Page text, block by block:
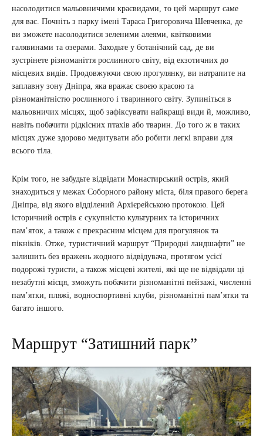
насолодитися мальовничими краєвидами, то цей маршрут саме
для вас. Почніть з парку імені Тараса Григоровича Шевченка, де
ви зможете насолодитися зеленими алеями, квітковими
галявинами та озерами. Заходьте у ботанічний сад, де ви
зустрінете різноманіття рослинного світу, від екзотичних до
місцевих видів. Продовжуючи свою прогулянку, ви натрапите на
заплавну зону Дніпра, яка вражає своєю красою та
різноманітністю рослинного і тваринного світу. Зупиніться в
мальовничих місцях, щоб зафіксувати найкращі види й, можливо,
навіть побачити рідкісних птахів або тварин. До того ж в таких
місцях дуже здорово медитувати або робити легкі вправи для
всього тіла.
Крім того, не забудьте відвідати Монастирський острів, який
знаходиться у межах Соборного району міста, біля правого берега
Дніпра, від якого відділений Архієрейською протокою. Цей
історичний острів є сукупністю культурних та історичних
пам’яток, а також є прекрасним місцем для прогулянок та
пікніків. Отже, туристичний маршрут “Природні ландшафти” не
залишить без вражень жодного відвідувача, протягом усієї
подорожі туристи, а також місцеві жителі, які ще не відвідали ці
незабутні місця, зможуть побачити різноманітні пейзажі, численні
пам’ятки, пляжі, водноспортивні клуби, різноманітні пам’ятки та
багато іншого.
Маршрут “Затишний парк”